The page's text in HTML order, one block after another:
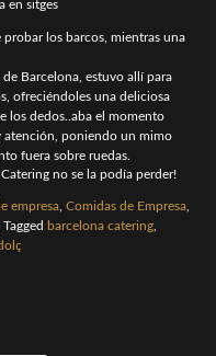
los barcos, mientras una
Barcelona, estuvo allí para
ofreciéndoles una deliciosa
los dedos..aba el momento
atención, poniendo un mimo
fuera sobre ruedas.
no se la podía perder!
empresa Comidas de Empresa
Tagged barcelona catering